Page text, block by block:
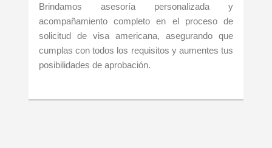
Brindamos asesoría personalizada y
acompañamiento completo en el proceso de
solicitud de visa americana, asegurando que
cumplas con todos los requisitos y aumentes tus
posibilidades de aprobación.